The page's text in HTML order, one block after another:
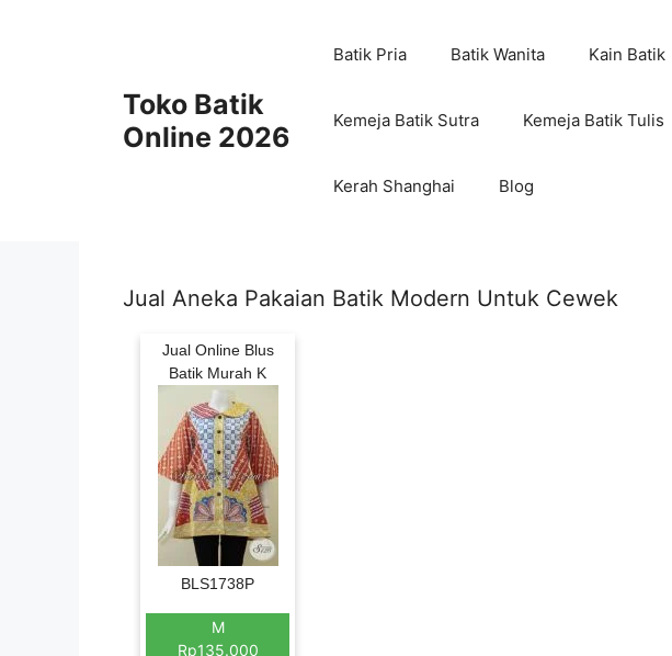
Toko Batik
Online 2026
Batik Pria Batik Wanita Kain Batik
Kemeja Batik Sutra Kemeja Batik Tulis
Kerah Shanghai Blog
Jual Aneka Pakaian Batik Modern Untuk Cewek
Jual Online Blus
Batik Murah K
BLS1738P
M
Rp135.000